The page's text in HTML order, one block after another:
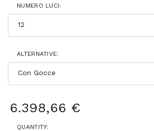
NUMERO LUCI:
ALTERNATIVE:
6.398,66 €
QUANTITY: